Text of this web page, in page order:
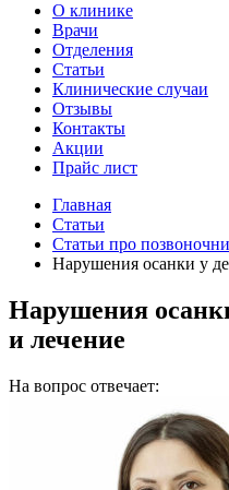
О клинике
Врачи
Отделения
Статьи
Клинические случаи
Отзывы
Контакты
Акции
Прайс лист
Главная
Статьи
Статьи про
Нарушения осанки у
Нарушения
и лечение
На вопрос отвечает: